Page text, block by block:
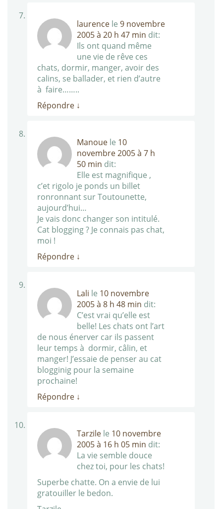
laurence le 9 novembre
2005 à 20 h 47 min dit:
Ils ont quand même
une vie de rêve ces
chats, dormir, manger, avoir des
calins, se ballader, et rien d’autre
à faire……..
Répondre ↓
Manoue le 10
novembre 2005 à 7 h
50 min dit:
Elle est magnifique ,
c’et rigolo je ponds un billet
ronronnant sur Toutounette,
aujourd’hui…
Je vais donc changer son intitulé.
Cat blogging ? Je connais pas chat,
moi !
Répondre ↓
Lali le 10 novembre
2005 à 8 h 48 min dit:
C’est vrai qu’elle est
belle! Les chats ont l’art
de nous énerver car ils passent
leur temps à dormir, câlin, et
manger! J’essaie de penser au cat
blogginig pour la semaine
prochaine!
Répondre ↓
Tarzile le 10 novembre
2005 à 16 h 05 min dit:
La vie semble douce
chez toi, pour les chats!
Superbe chatte. On a envie de lui
gratouiller le bedon.